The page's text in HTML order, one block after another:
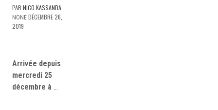
PAR NICO KASSANDA
NONE DÉCEMBRE 26,
2019
Arrivée depuis
mercredi 25
décembre à …